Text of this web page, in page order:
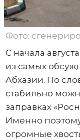
Фото:
С начала
из самых
Абхазии. По
стабильно
заправках
Именно
огромные